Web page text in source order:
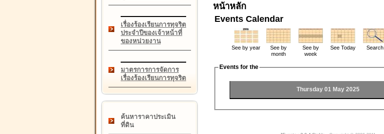
เรื่องร้องเรียนการทุจริต
ประจำปีของเจ้าหน้าที่
ของหน่วยงาน
มาตรการการจัดการ
เรื่องร้องเรียนการทุจริต
ค้นหาราคาประเมิน
ที่ดิน
หน้าหลัก
Events Calendar
See by year
See by
month
See by
week
See Today Search
Events for the
Thursday 01 May 2025